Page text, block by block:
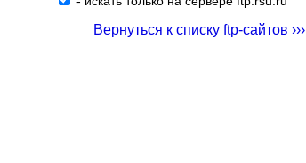
Вернуться к списку ftp-сайтов ›››